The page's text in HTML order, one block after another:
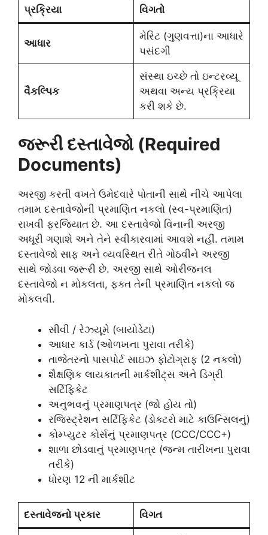
પ્રક્રિયા વિગતો
આધાર
મેરિટ (ગુણવત્તા)ના આધારે
પસંદગી
વૈકલ્પિક
સંસ્થા ઇચ્છે તો ઇન્ટરવ્યૂ
અથવા અન્ય પ્રક્રિયા
કરી શકે છે.
જરૂરી દસ્તાવેજો (Required
Documents)
અરજી કરતી વખતે ઉમેદવારે પોતાની સાથે નીચે આપેલા
તમામ દસ્તાવેજોની પ્રમાણિત નકલો (સ્વ-પ્રમાણિત)
રાખવી ફરજિયાત છે. આ દસ્તાવેજો વિનાની અરજી
અધૂરી ગણાશે અને તેને સ્વીકારવામાં આવશે નહીં. તમામ
દસ્તાવેજો સાફ અને વ્યવસ્થિત રીતે ગોઠવીને અરજી
સાથે જોડવા જરૂરી છે. અરજી સાથે ઓરીજનલ
દસ્તાવેજો ન મોકલતા, ફક્ત તેની પ્રમાણિત નકલો જ
મોકલવી.
સીવી / રેઝ્યૂમે (બાયોડેટા)
આધાર કાર્ડ (ઓળખના પુરાવા તરીકે)
તાજેતરનો પાસપોર્ટ સાઇઝ ફોટોગ્રાફ (2 નકલો)
શૈક્ષણિક લાયકાતની માર્કશીટ્સ અને ડિગ્રી
સર્ટિફિકેટ
અનુભવનું પ્રમાણપત્ર (જો હોય તો)
રજિસ્ટ્રેશન સર્ટિફિકેટ (ડોક્ટરો માટે કાઉન્સિલનું)
કોમ્પ્યુટર કોર્સનું પ્રમાણપત્ર (CCC/CCC+)
શાળા છોડવાનું પ્રમાણપત્ર (જન્મ તારીખના પુરાવા
તરીકે)
ધોરણ 12 ની માર્કશીટ
દસ્તાવેજનો પ્રકાર વિગત